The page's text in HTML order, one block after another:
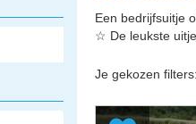
Een bedrijfsuitje
☆ De leukste
Je gekozen filters: